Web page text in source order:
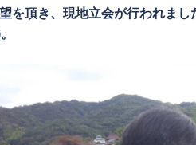
を頂き、現地立会が行われま